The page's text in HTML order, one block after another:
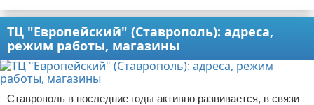
ТЦ "Европейский" (Ставрополь): адреса,
режим работы, магазины
Ставрополь в последние годы активно развивается, в связи